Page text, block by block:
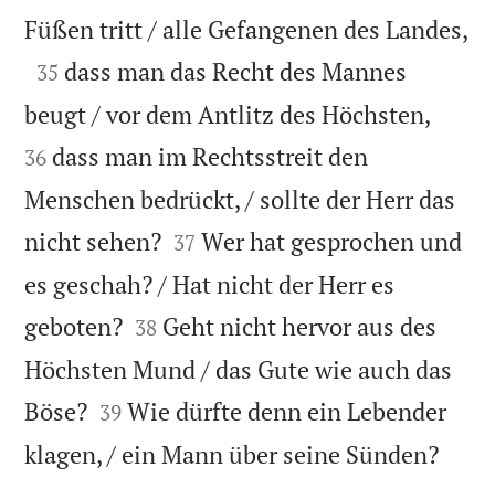
Füßen tritt / alle Gefangenen des Landes,

35 dass man das Recht des Mannes
beugt / vor dem Antlitz des Höchsten,
36 dass man im Rechtsstreit den
Menschen bedrückt, / sollte der Herr das
nicht sehen?
37 Wer hat gesprochen und
es geschah? / Hat nicht der Herr es
geboten?
38 Geht nicht hervor aus des
Höchsten Mund / das Gute wie auch das
Böse?
39 Wie dürfte denn ein Lebender
klagen, / ein Mann über seine Sünden?